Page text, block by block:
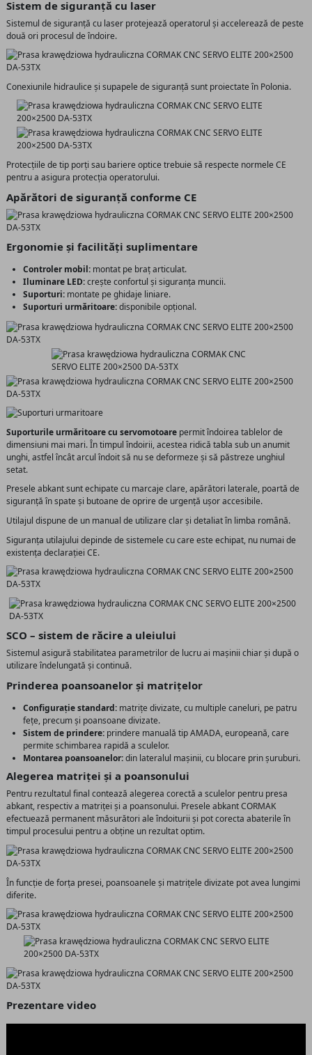
Sistem de siguranță cu laser
Sistemul de siguranță cu laser protejează operatorul și accelerează de peste
două ori procesul de îndoire.
Conexiunile hidraulice și supapele de siguranță sunt proiectate în Polonia.
Protecțiile de tip porți sau bariere optice trebuie să respecte normele CE
pentru a asigura protecția operatorului.
Apărători de siguranță conforme CE
Ergonomie și facilități suplimentare
Controler mobil: montat pe braț articulat.
Iluminare LED:crește confortul și siguranța muncii.
Suporturi: montate pe ghidaje liniare.
Suporturi urmăritoare:disponibile opțional.
Suporturile urmăritoare cu servomotoare permit îndoirea tablelor de
dimensiuni mai mari. În timpul îndoirii, acestea ridică tabla sub un anumit
unghi, astfel încât arcul îndoit să nu se deformeze și să păstreze unghiul
setat.
Presele abkant sunt echipate cu marcaje clare, apărători laterale, poartă de
siguranță în spate și butoane de oprire de urgență ușor accesibile.
Utilajul dispune de un manual de utilizare clar și detaliat în limba română.
Siguranța utilajului depinde de sistemele cu care este echipat, nu numai de
existența declarației CE.
SCO – sistem de răcire a uleiului
Sistemul asigură stabilitatea parametrilor de lucru ai mașinii chiar și după o
utilizare îndelungată și continuă.
Prinderea poansoanelor și matrițelor
Configurație standard: matrițe divizate, cu multiple caneluri, pe patru
fețe, precum și poansoane divizate.
Sistem de prindere: prindere manuală tip AMADA, europeană, care
permite schimbarea rapidă a sculelor.
Montarea poansoanelor:din lateralul mașinii, cu blocare prin șuruburi.
Alegerea matriței și a poansonului
Pentru rezultatul final contează alegerea corectă a sculelor pentru presa
abkant, respectiv a matriței și a poansonului. Presele abkant CORMAK
efectuează permanent măsurători ale îndoiturii și pot corecta abaterile în
timpul procesului pentru a obține un rezultat optim.
În funcție de forța presei, poansoanele și matrițele divizate pot avea lungimi
diferite.
Prezentare video